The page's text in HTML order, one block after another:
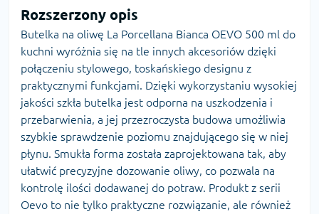
Rozszerzony opis
Butelka na oliwę La Porcellana Bianca OEVO 500 ml do
kuchni wyróżnia się na tle innych akcesoriów dzięki
połączeniu stylowego, toskańskiego designu z
praktycznymi funkcjami. Dzięki wykorzystaniu wysokiej
jakości szkła butelka jest odporna na uszkodzenia i
przebarwienia, a jej przezroczysta budowa umożliwia
szybkie sprawdzenie poziomu znajdującego się w niej
płynu. Smukła forma została zaprojektowana tak, aby
ułatwić precyzyjne dozowanie oliwy, co pozwala na
kontrolę ilości dodawanej do potraw. Produkt z serii
Oevo to nie tylko praktyczne rozwiązanie, ale również